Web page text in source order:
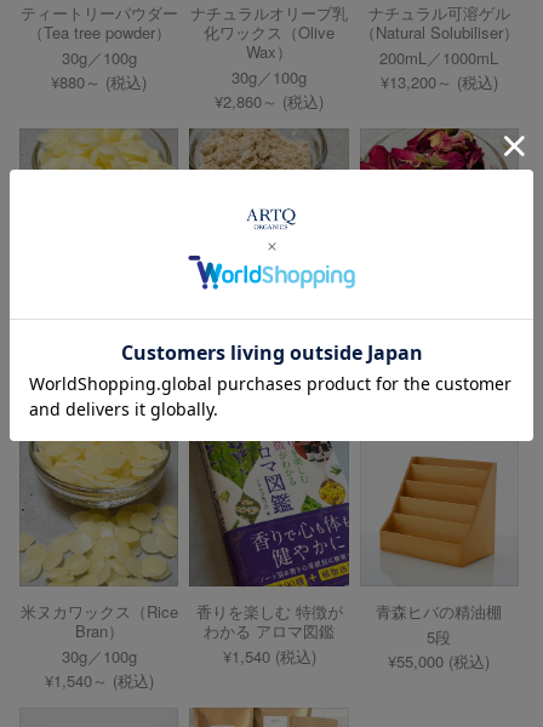
ティートリーパウダー
（Tea tree powder）
30g／100g
¥880～ (税込)
ナチュラルオリーブ乳
化ワックス（Olive
Wax）
30g／100g
¥2,860～ (税込)
ナチュラル可溶ゲル
（Natural Solubiliser）
200mL／1000mL
¥13,200～ (税込)
¥2,310 (税込)
Powder）
30g／100g
¥2,640～ (税込)
Petals）
20g／100g
米ヌカワックス（Rice
Bran）
30g／100g
¥1,540～ (税込)
香りを楽しむ 特徴が
わかる アロマ図鑑
¥1,540 (税込)
青森ヒバの精油棚
5段
¥55,000 (税込)